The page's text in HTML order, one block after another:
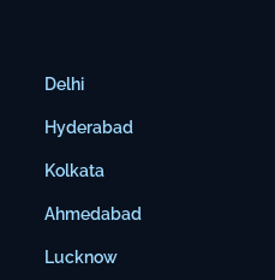
Delhi
Hyderabad
Kolkata
Ahmedabad
Lucknow